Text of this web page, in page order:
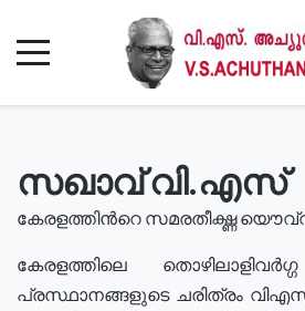
സഖാവ് വി.എസ്
കേരളത്തിൻറെ സമരതീക്ഷ്ണ
കേരളത്തിലെ
പ്രസ്ഥാനങ്ങളുടെ ചരിത്രം